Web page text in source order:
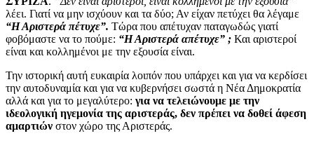
λέει. Γιατί να μην ισχύουν και τα δύο; Αν είχαν πετύχει θα λέγαμε
“Η Αριστερά πέτυχε”. Τώρα που απέτυχαν παταγωδώς γιατί
φοβόμαστε να το πούμε: “Η Αριστερά απέτυχε” ; Και αριστεροί
είναι και κολλημένοι με την εξουσία είναι.
Την ιστορική αυτή ευκαιρία λοιπόν που υπάρχει και για να κερδίσει
την αυτοδυναμία και για να κυβερνήσει σωστά η Νέα Δημοκρατία
αλλά και για το μεγαλύτερο: για να τελειώνουμε με την
ιδεολογική ηγεμονία της αριστεράς, δεν πρέπει να δοθεί άφεση
αμαρτιών στον χώρο της Αριστεράς.